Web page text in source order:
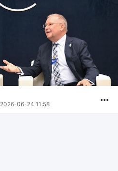
2026-06-24 11:58